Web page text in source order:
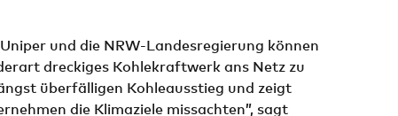
und die NRW-Landesregierung können
dreckiges Kohlekraftwerk ans Netz zu
überfälligen Kohleausstieg und zeigt
die Klimaziele missachten”, sagt